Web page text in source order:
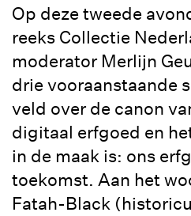
Op deze tweede
reeks Collectie
moderator Merlijn
drie vooraanstaande
veld over de canon
digitaal erfgoed en
in de maak is: ons
toekomst. Aan het
Fatah-Black